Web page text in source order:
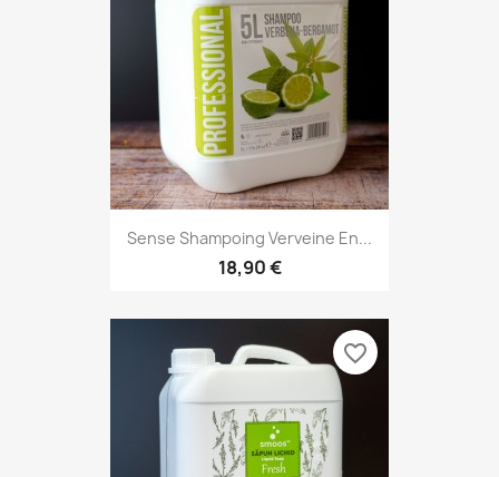
Sense Shampoing Verveine En...
18,90 €
favorite_border